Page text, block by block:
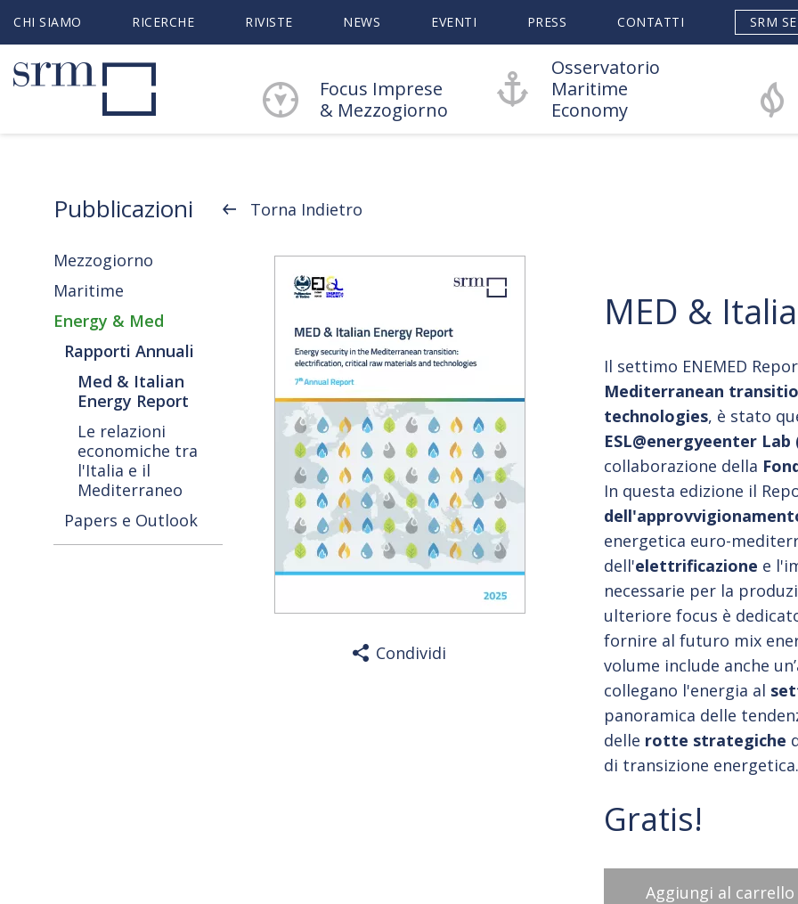
CHI SIAMO RICERCHE RIVISTE NEWS EVENTI PRESS CONTATTI SRM
Focus Imprese
& Mezzogiorno
Osservatorio
Maritime
Economy
Pubblicazioni
Mezzogiorno
Maritime
Energy & Med
Rapporti Annuali
Med & Italian
Energy Report
Le relazioni
economiche tra
l'Italia e il
Mediterraneo
Papers e Outlook
Torna Indietro
Condividi
MED &
Il settimo ENEMED
Mediterranean
technologies, è stato
ESL@energyeenter
collaborazione della
In questa edizione il
energetica euro-
dell'elettrificazione e
necessarie per la
ulteriore focus è
fornire al futuro mix
volume include anche
collegano l'energia al
panoramica delle
delle rotte strategiche
di transizione energetica.
Gratis!
Aggiungi al carrello